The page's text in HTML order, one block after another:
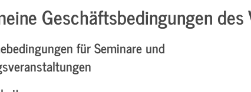
Geschäftsbedingungen des
für Seminare und